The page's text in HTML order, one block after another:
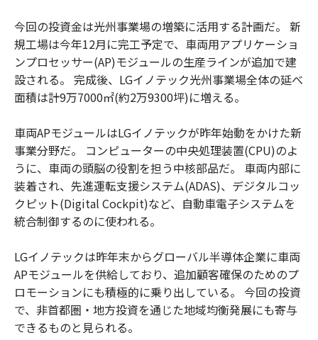
今回の投資金は光州事業場の増築に活用する計画だ。 新
規工場は今年12月に完工予定で、車両用アプリケーショ
ンプロセッサー(AP)モジュールの生産ラインが追加で建
設される。 完成後、LGイノテック光州事業場全体の延べ
面積は計9万7000㎡(約2万9300坪)に増える。
車両APモジュールはLGイノテックが昨年始動をかけた新
事業分野だ。 コンピューターの中央処理装置(CPU)のよ
うに、車両の頭脳の役割を担う中核部品だ。 車両内部に
装着され、先進運転支援システム(ADAS)、デジタルコッ
クピット(Digital Cockpit)など、自動車電子システムを
統合制御するのに使われる。
LGイノテックは昨年末からグローバル半導体企業に車両
APモジュールを供給しており、追加顧客確保のためのプ
ロモーションにも積極的に乗り出している。 今回の投資
で、非首都圏・地方投資を通じた地域均衡発展にも寄与
できるものと見られる。